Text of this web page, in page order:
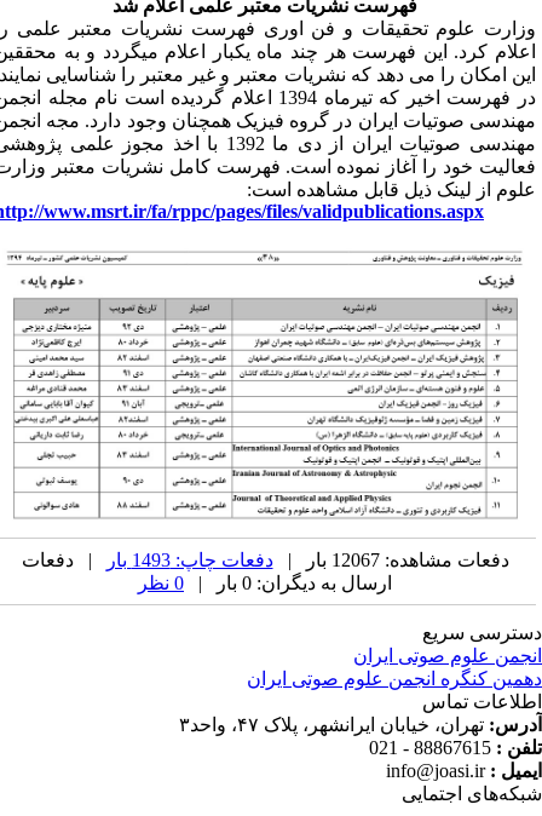
فهرست نشریات معتبر علمی اعلام شد
علوم تحقیقات و فن اوری فهرست نشریات معتبر علمی را
کرد. این فهرست هر چند ماه یکبار اعلام میگردد و به محققین
امکان را می دهد که نشریات معتبر و غیر معتبر را شناسایی نمایند.
در فهرست اخیر که تیرماه 1394 اعلام گردیده است نام مجله انجمن
صوتیات ایران در گروه فیزیک همچنان وجود دارد. مجه انجمن
مهندسی صوتیات ایران از دی ما 1392 با اخذ مجوز علمی پژوهشی
خود را آغاز نموده است. فهرست کامل نشریات معتبر وزارت
از لینک ذیل قابل مشاهده است:
http://www.msrt.ir/fa/rppc/pages/files/validpublications.aspx
دفعات مشاهده: 12067 بار | دفعات چاپ: 1493 بار
| دفعات
ارسال به دیگران: 0 بار |
سریع
علوم صوتی ایران
کنگره انجمن علوم صوتی ایران
تماس
تهران، خیابان ایرانشهر، پلاک ۴۷، واحد۳
:
88867615 - 021
:
info@joasi.ir
اجتمایی